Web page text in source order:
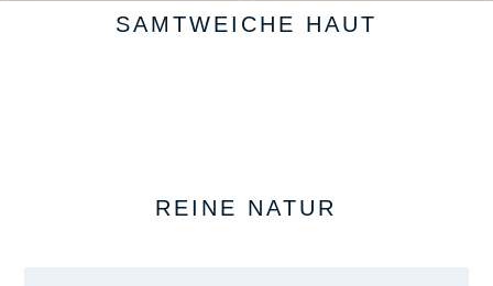
SAMTWEICHE HAUT
REINE NATUR